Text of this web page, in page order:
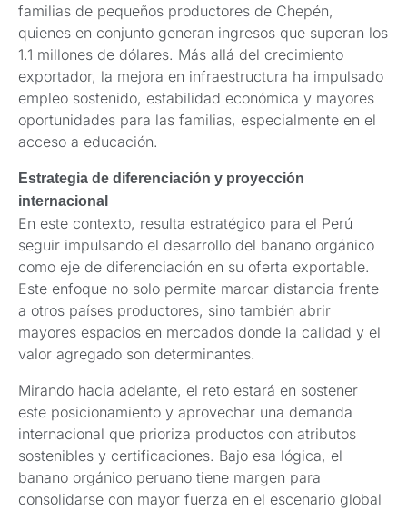
familias de pequeños productores de Chepén,
quienes en conjunto generan ingresos que superan los
1.1 millones de dólares. Más allá del crecimiento
exportador, la mejora en infraestructura ha impulsado
empleo sostenido, estabilidad económica y mayores
oportunidades para las familias, especialmente en el
acceso a educación.
Estrategia de diferenciación y proyección
internacional
En este contexto, resulta estratégico para el Perú
seguir impulsando el desarrollo del banano orgánico
como eje de diferenciación en su oferta exportable.
Este enfoque no solo permite marcar distancia frente
a otros países productores, sino también abrir
mayores espacios en mercados donde la calidad y el
valor agregado son determinantes.
Mirando hacia adelante, el reto estará en sostener
este posicionamiento y aprovechar una demanda
internacional que prioriza productos con atributos
sostenibles y certificaciones. Bajo esa lógica, el
banano orgánico peruano tiene margen para
consolidarse con mayor fuerza en el escenario global